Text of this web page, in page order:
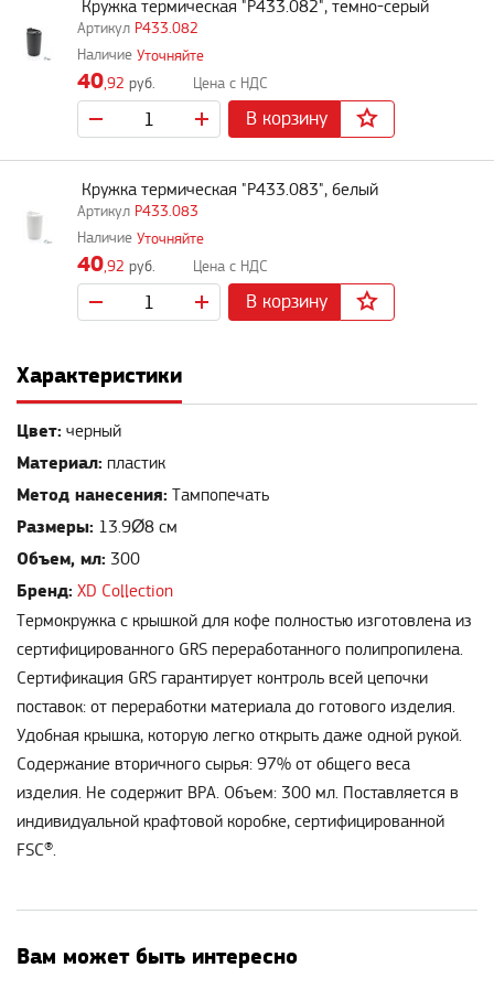
P433.082
Кружка термическая "P433.082", темно-серый
Уточняйте
40,92 руб.
В корзину
P433.083
Кружка термическая "P433.083", белый
Уточняйте
40,92 руб.
В корзину
Характеристики
Цвет: черный
Материал: пластик
Метод нанесения: Тампопечать
Размеры: 13.9Ø8 см
Объем, мл: 300
Бренд: XD Collection
Термокружка с крышкой для кофе полностью изготовлена из
сертифицированного GRS переработанного полипропилена.
Сертификация GRS гарантирует контроль всей цепочки
поставок: от переработки материала до готового изделия.
Удобная крышка, которую легко открыть даже одной рукой.
Содержание вторичного сырья: 97% от общего веса
изделия. Не содержит BPA. Объем: 300 мл. Поставляется в
индивидуальной крафтовой коробке, сертифицированной
FSC®.
Вам может быть интересно